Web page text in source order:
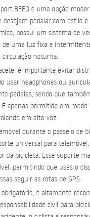
BEEQ é uma opção
pedalar com estilo e
possui um sistema de
de uma luz fixa e
noturna.
é importante evitar
usar headphones ou
pedalas, sendo que
apenas permitido em modo
em alta-voz.
durante o passeio de
universal para
da bicicleta. Esse suporte
permitindo que uses o
seguir as rotas de GPS.
é altamente
civil para